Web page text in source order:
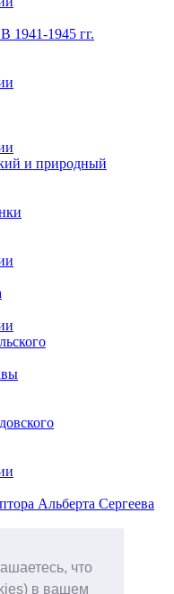
что
в вашем
1941-1945 гг.
и природный
Альберта Сергеева